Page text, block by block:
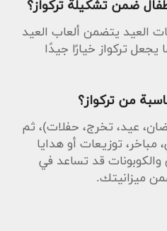
ضمن تشكيلة تركواز؟
العيد يتضمن ألعاب العيد
يجعل تركواز خيارًا جيدًا
من تركواز؟
عيد، تخرج، حفلات)، ثم
مباخر، توزيعات أو هدايا
والكوبونات قد تساعد في
ميزانيتك.